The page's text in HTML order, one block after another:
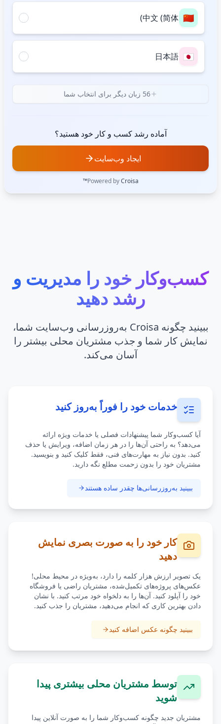
🇨🇳
中文 (简体)
🇯🇵
日本語
56 زبان دیگر برای انتخاب شما
آماده رشد کسب و کار خود هستید؟
ایجاد وب‌سایت
Powered byCroisa™
کسب‌وکار خود را مدیریت و
رشد دهید
ببینید چگونه Croisa به‌روزرسانی وب‌سایت شما،
نمایش کار شما و جذب مشتریان محلی بیشتر را
آسان می‌کند.
خدمات خود را فوراً به‌روز کنید
آیا کسب‌وکار شما پیشنهادات فصلی یا خدمات ویژه ارائه
می‌دهد؟ به راحتی آن‌ها را در هر زمان اضافه، ویرایش یا حذف
کنید. بدون نیاز به مهارت‌های فنی، فقط کلیک کنید و بنویسید.
مشتریان خود را بدون زحمت مطلع نگه دارید.
ببینید به‌روزرسانی‌ها چقدر ساده هستند
کار خود را به صورت بصری نمایش
دهید
یک تصویر ارزش هزار کلمه را دارد، به‌ویژه در محیط محلی!
عکس‌های پروژه‌های تکمیل‌شده، مشتریان راضی یا فروشگاه
خود را آپلود کنید. آن‌ها را به دلخواه خود مرتب کنید. با نشان
دادن بهترین کاری که انجام می‌دهید، مشتریان را جذب کنید.
ببینید چگونه عکس اضافه کنید
توسط مشتریان محلی بیشتری پیدا
شوید
مشتریان جدید چگونه کسب‌وکار شما را به صورت آنلاین پیدا